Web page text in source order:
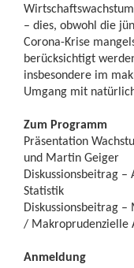
– dies, obwohl die
Corona-Krise
berücksichtigt
insbesondere im
Umgang mit
Zum Programm
Präsentation
und Martin Geiger
Diskussionsbeitrag
Statistik
Diskussionsbeitrag
/ Makroprudenzielle
Anmeldung